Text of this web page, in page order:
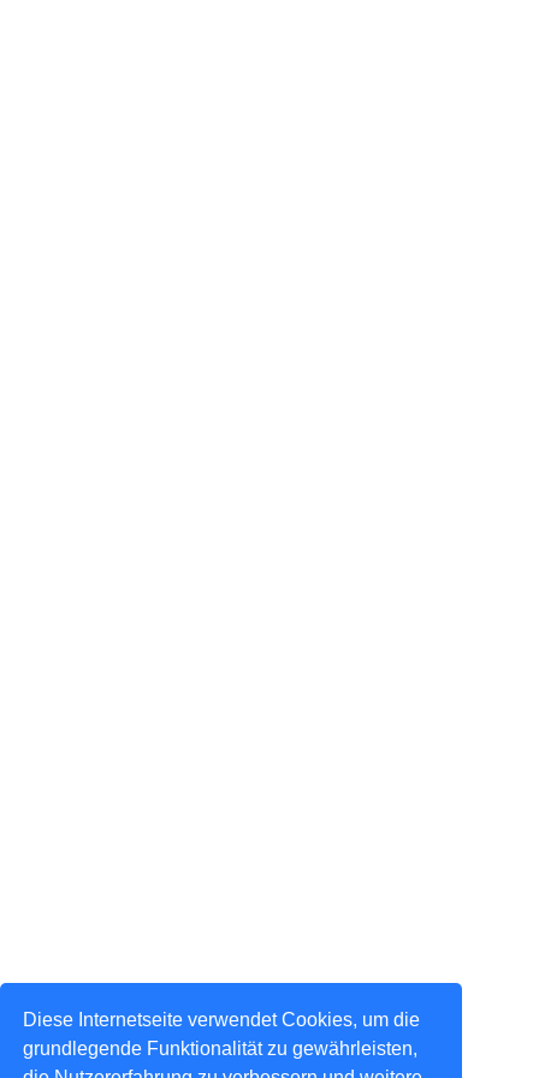
Diese Internetseite verwendet Cookies, um die
grundlegende Funktionalität zu gewährleisten,